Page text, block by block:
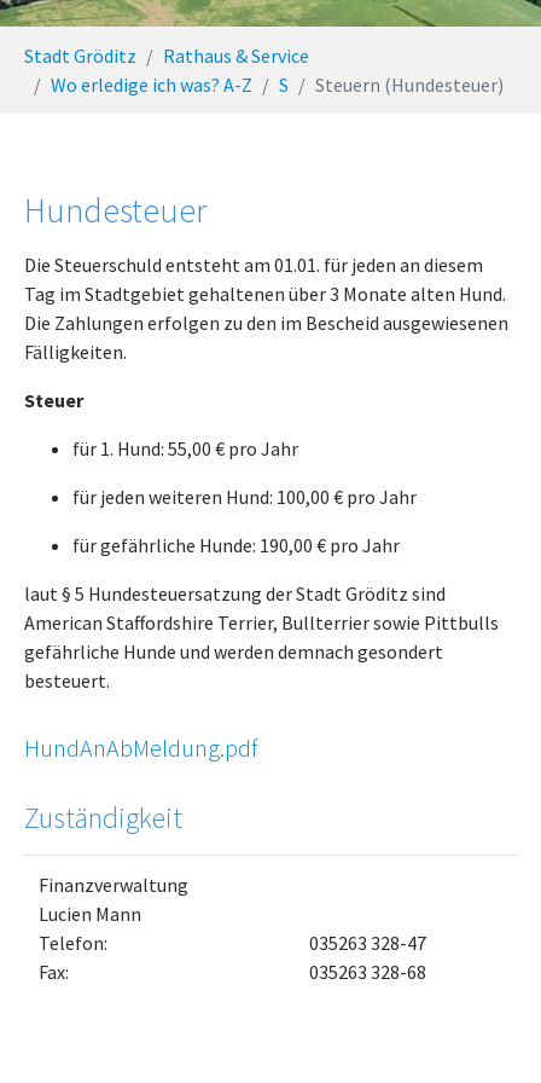
Stadt Gröditz
Rathaus & Service
Wo erledige ich was? A-Z
S Steuern (Hundesteuer)
Hundesteuer
Die Steuerschuld entsteht am 01.01. für jeden an diesem
Tag im Stadtgebiet gehaltenen über 3 Monate alten Hund.
Die Zahlungen erfolgen zu den im Bescheid ausgewiesenen
Fälligkeiten.
Steuer
für 1. Hund: 55,00 € pro Jahr
für jeden weiteren Hund: 100,00 € pro Jahr
für gefährliche Hunde: 190,00 € pro Jahr
laut § 5 Hundesteuersatzung der Stadt Gröditz sind
American Staffordshire Terrier, Bullterrier sowie Pittbulls
gefährliche Hunde und werden demnach gesondert
besteuert.
HundAnAbMeldung.pdf
Zuständigkeit
Finanzverwaltung
Lucien Mann
Telefon:
Fax:
035263 328-47
035263 328-68